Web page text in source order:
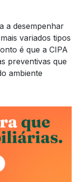
a desempenhar
variados tipos
é que a CIPA
preventivas que
ambiente